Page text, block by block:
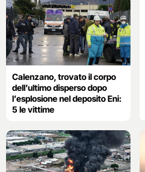
Calenzano, trovato il corpo
dell’ultimo disperso dopo
l’esplosione nel deposito Eni:
5 le vittime